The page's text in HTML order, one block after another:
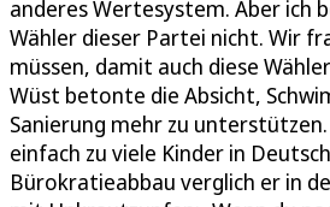
anderes Wertesystem. Aber ich
Wähler dieser Partei nicht. Wir
müssen, damit auch diese
Wüst betonte die Absicht,
Sanierung mehr zu
einfach zu viele Kinder in
Bürokratieabbau verglich er in